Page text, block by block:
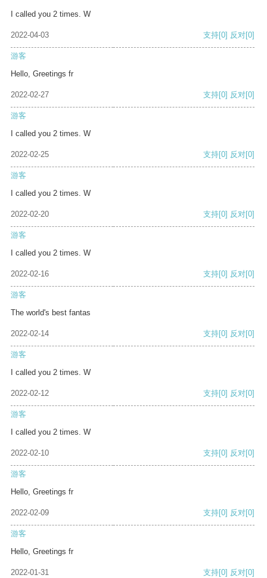
I called you 2 times. W
2022-04-03 支持[0] 反对[0]
游客
Hello, Greetings fr
2022-02-27 支持[0] 反对[0]
游客
I called you 2 times. W
2022-02-25 支持[0] 反对[0]
游客
I called you 2 times. W
2022-02-20 支持[0] 反对[0]
游客
I called you 2 times. W
2022-02-16 支持[0] 反对[0]
游客
The world's best fantas
2022-02-14 支持[0] 反对[0]
游客
I called you 2 times. W
2022-02-12 支持[0] 反对[0]
游客
I called you 2 times. W
2022-02-10 支持[0] 反对[0]
游客
Hello, Greetings fr
2022-02-09 支持[0] 反对[0]
游客
Hello, Greetings fr
2022-01-31 支持[0] 反对[0]